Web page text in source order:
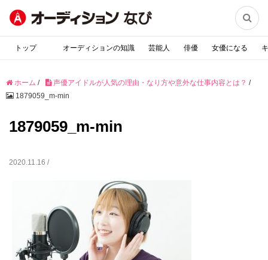

トップ オーディションの知識 芸能人 俳優 女優になる
ホーム / 声優アイドルが人気の理由・なり方や意外な仕事内容とは？ /
1879059_m-min
1879059_m-min
2020.11.16 /